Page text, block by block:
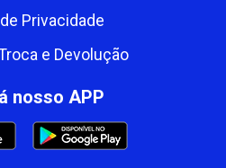
Privacidade
e Devolução
nosso APP